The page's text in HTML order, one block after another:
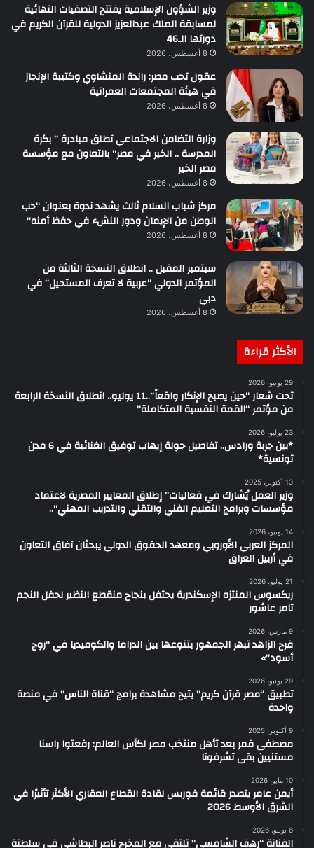
وزير الشؤون الإسلامية يفتتح التصفيات النهائية
لمسابقة الملك عبدالعزيز الدولية للقرآن الكريم في
دورتها الـ46
8 أغسطس، 2026
عقول تحب مصر: راندة المنشاوي وكتيبة الإنجاز
في هيئة المجتمعات العمرانية
8 أغسطس، 2026
وزارة التضامن الاجتماعي تطلق مبادرة ” بكرة
المدرسة .. الخير في مصر” بالتعاون مع مؤسسة
مصر الخير
8 أغسطس، 2026
مركز شباب السلام ثالث يشهد ندوة بعنوان “حب
الوطن من الإيمان ودور النشء في حفظ أمنه”
8 أغسطس، 2026
سبتمبر المقبل .. انطلاق النسخة الثالثة من
المؤتمر الدولي “عربية لا تعرف المستحيل” في
دبي
8 أغسطس، 2026
الأكثر قراءة
29 يونيو، 2026
تحت شعار “حين يصبح الإنكار واقعاً”..11 يوليو.. انطلاق النسخة الرابعة
من مؤتمر “القمة النفسية المتكاملة”
23 يوليو، 2026
*بين جربة ورادس.. تفاصيل جولة إيهاب توفيق الغنائية في 6 مدن
تونسية*
13 أكتوبر، 2025
وزير العمل يُشارك في فعاليات” إطلاق المعايير المصرية لاعتماد
مؤسسات وبرامج التعليم الفني والتقني والتدريب المهني”..
14 يونيو، 2026
المركز العربي الأوروبي ومعهد الحقوق الدولي يبحثان آفاق التعاون
في أربيل العراق
21 يوليو، 2026
ريكسوس المنتزه الإسكندرية يحتفل بنجاح منقطع النظير لحفل النجم
تامر عاشور
9 مارس، 2026
فرح الزاهد تبهر الجمهور بتنوعها بين الدراما والكوميديا في “روج
أسود”»
29 يونيو، 2026
تطبيق “مصر قرآن كريم” يتيح مشاهدة برامج “قناة الناس” في منصة
واحدة
9 أكتوبر، 2025
مصطفى قمر بعد تأهل منتخب مصر لكأس العالم: رفعتوا راسنا
مستنيين بقى تشرفونا
10 مايو، 2026
أيمن عامر يتصدر قائمة فوربس لقادة القطاع العقاري الأكثر تأثيرًا في
الشرق الأوسط 2026
6 يونيو، 2026
الفنانة “رهف الشامسي‏” تلتقي مع المخرج ناصر البطاشي في سلطنة